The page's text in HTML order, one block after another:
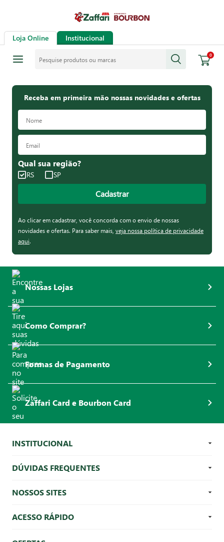
Loja Online Institucional
0
Receba em primeira mão nossas novidades e ofertas
Qual sua região?
RS SP
Cadastrar
Ao clicar em cadastrar, você concorda com o envio de nossas
novidades e ofertas. Para saber mais, veja nossa política de privacidade
aqui.
Nossas Lojas
Como Comprar?
Formas de Pagamento
Zaffari Card e Bourbon Card
INSTITUCIONAL
DÚVIDAS FREQUENTES
NOSSOS SITES
ACESSO RÁPIDO